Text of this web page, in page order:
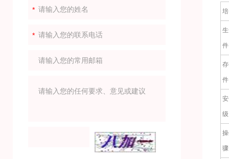
件
件
级
骤